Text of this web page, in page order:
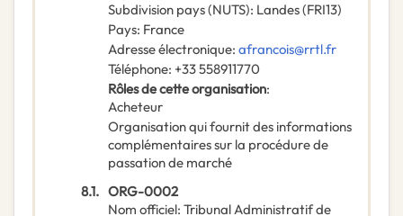
Subdivision pays (NUTS): Landes(FRI13)
Pays: France
Adresse électronique: afrancois@rrtl.fr
Téléphone: +33 558911770
Rôles de cette organisation:
Acheteur
Organisation qui fournit des informations
complémentaires sur la procédure de
passation de marché
8.1. ORG-0002
Nom officiel: Tribunal Administratif de